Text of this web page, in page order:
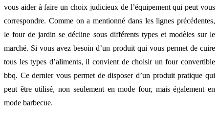
vous aider à faire un choix judicieux de l’équipement qui peut vous
correspondre. Comme on a mentionné dans les lignes précédentes,
le four de jardin se décline sous différents types et modèles sur le
marché. Si vous avez besoin d’un produit qui vous permet de cuire
tous les types d’aliments, il convient de choisir un four convertible
bbq. Ce dernier vous permet de disposer d’un produit pratique qui
peut être utilisé, non seulement en mode four, mais également en
mode barbecue.